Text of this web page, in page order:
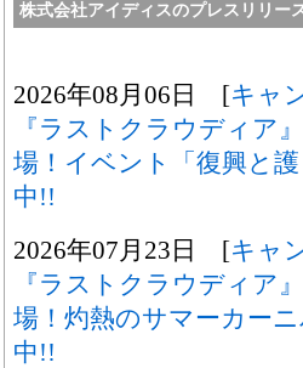
株式会社アイディスのプレスリリー
2026年08月06日 [キャ
『ラストクラウディア
場！イベント「復興と
中!!
2026年07月23日 [キャ
『ラストクラウディア
場！灼熱のサマーカー
中!!